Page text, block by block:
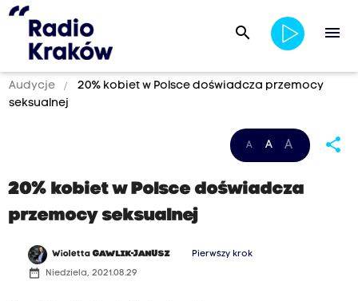
search menu
Audycje
20% kobiet w Polsce doświadcza przemocy
seksualnej
A A A share
20% kobiet w Polsce doświadcza
przemocy seksualnej
WiolettaGAWLIK-JANUSZ Pierwszy krok
date_range Niedziela, 2021.08.29